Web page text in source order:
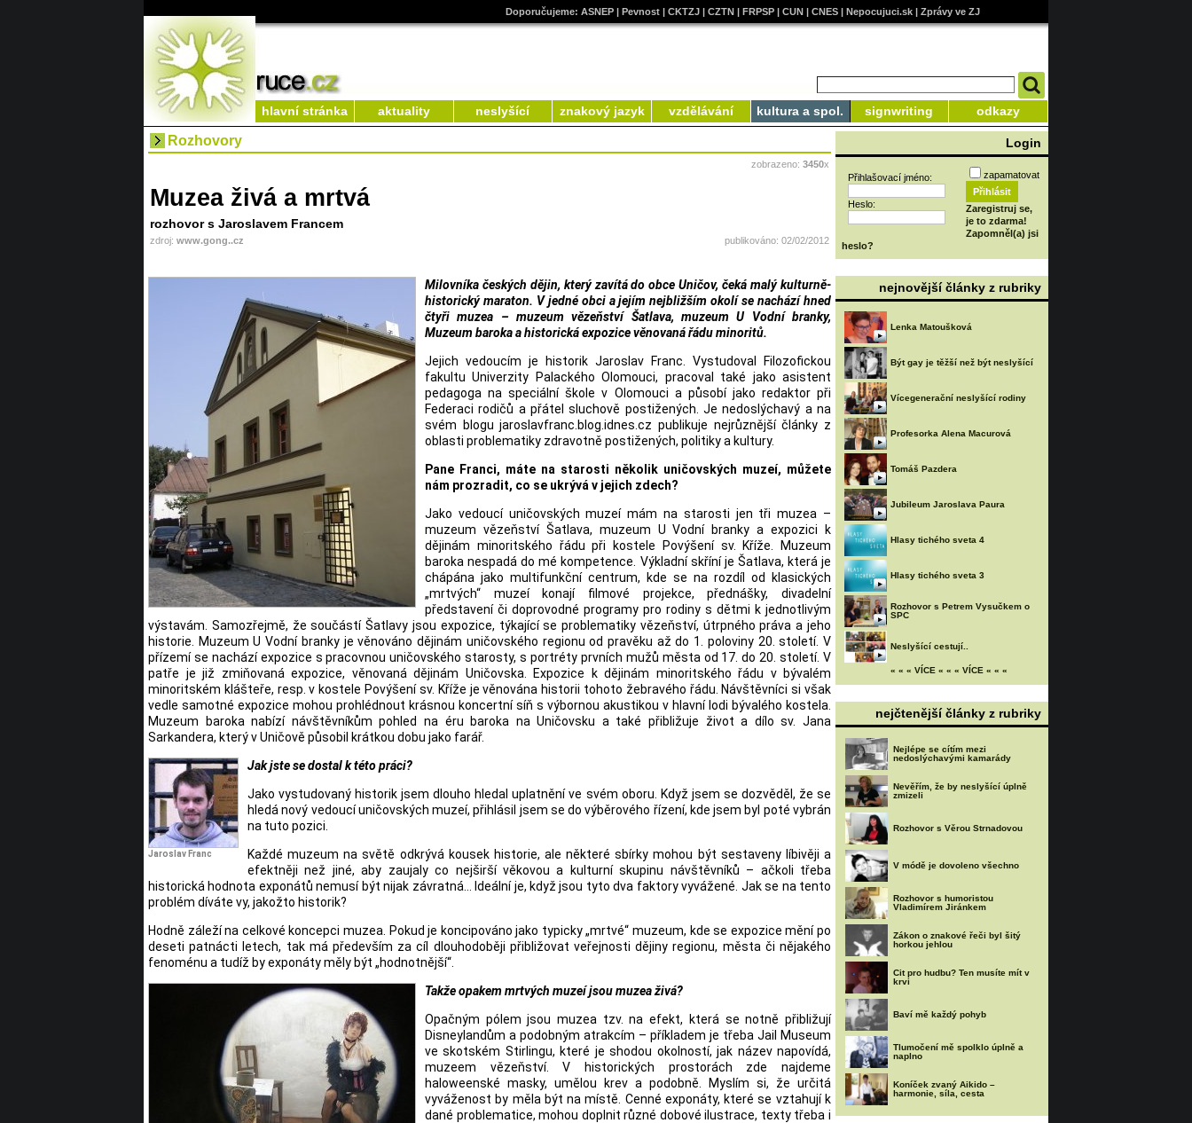
Doporučujeme: ASNEP| Pevnost| CKTZJ| CZTN| FRPSP| CUN| CNES| Nepocujuci.sk| Zprávy ve ZJ
hlavní stránka aktuality neslyšící znakový jazyk vzdělávání kultura a spol. signwriting odkazy
Rozhovory
zobrazeno: 3450x
Muzea živá a mrtvá
rozhovor s Jaroslavem Francem
zdroj: www.gong..cz publikováno: 02/02/2012
Milovníka českých dějin, který zavítá do obce Uničov, čeká malý kulturně-
historický maraton. V jedné obci a jejím nejbližším okolí se nachází hned
čtyři muzea – muzeum vězeňství Šatlava, muzeum U Vodní branky,
Muzeum baroka a historická expozice věnovaná řádu minoritů.
Jejich vedoucím je historik Jaroslav Franc. Vystudoval Filozofickou
fakultu Univerzity Palackého Olomouci, pracoval také jako asistent
pedagoga na speciální škole v Olomouci a působí jako redaktor při
Federaci rodičů a přátel sluchově postižených. Je nedoslýchavý a na
svém blogu jaroslavfranc.blog.idnes.cz publikuje nejrůznější články z
oblasti problematiky zdravotně postižených, politiky a kultury.
Pane Franci, máte na starosti několik uničovských muzeí, můžete
nám prozradit, co se ukrývá v jejich zdech?
Jako vedoucí uničovských muzeí mám na starosti jen tři muzea –
muzeum vězeňství Šatlava, muzeum U Vodní branky a expozici k
dějinám minoritského řádu při kostele Povýšení sv. Kříže. Muzeum
baroka nespadá do mé kompetence. Výkladní skříní je Šatlava, která je
chápána jako multifunkční centrum, kde se na rozdíl od klasických
„mrtvých“ muzeí konají filmové projekce, přednášky, divadelní
představení či doprovodné programy pro rodiny s dětmi k jednotlivým
výstavám. Samozřejmě, že součástí Šatlavy jsou expozice, týkající se problematiky vězeňství, útrpného práva a jeho
historie. Muzeum U Vodní branky je věnováno dějinám uničovského regionu od pravěku až do 1. poloviny 20. století. V
přízemí se nachází expozice s pracovnou uničovského starosty, s portréty prvních mužů města od 17. do 20. století. V
patře je již zmiňovaná expozice, věnovaná dějinám Uničovska. Expozice k dějinám minoritského řádu v bývalém
minoritském klášteře, resp. v kostele Povýšení sv. Kříže je věnována historii tohoto žebravého řádu. Návštěvníci si však
vedle samotné expozice mohou prohlédnout krásnou koncertní síň s výbornou akustikou v hlavní lodi bývalého kostela.
Muzeum baroka nabízí návštěvníkům pohled na éru baroka na Uničovsku a také přibližuje život a dílo sv. Jana
Sarkandera, který v Uničově působil krátkou dobu jako farář.
Jaroslav Franc
Jak jste se dostal k této práci?
Jako vystudovaný historik jsem dlouho hledal uplatnění ve svém oboru. Když jsem se dozvěděl, že se
hledá nový vedoucí uničovských muzeí, přihlásil jsem se do výběrového řízení, kde jsem byl poté vybrán
na tuto pozici.
Každé muzeum na světě odkrývá kousek historie, ale některé sbírky mohou být sestaveny líbivěji a
efektněji než jiné, aby zaujaly co nejširší věkovou a kulturní skupinu návštěvníků – ačkoli třeba
historická hodnota exponátů nemusí být nijak závratná… Ideální je, když jsou tyto dva faktory vyvážené. Jak se na tento
problém díváte vy, jakožto historik?
Hodně záleží na celkové koncepci muzea. Pokud je koncipováno jako typicky „mrtvé“ muzeum, kde se expozice mění po
deseti patnácti letech, tak má především za cíl dlouhodoběji přibližovat veřejnosti dějiny regionu, města či nějakého
fenoménu a tudíž by exponáty měly být „hodnotnější“.
Takže opakem mrtvých muzeí jsou muzea živá?
Opačným pólem jsou muzea tzv. na efekt, která se notně přibližují
Disneylandům a podobným atrakcím – příkladem je třeba Jail Museum
ve skotském Stirlingu, které je shodou okolností, jak název napovídá,
muzeem vězeňství. V historických prostorách zde najdeme
haloweenské masky, umělou krev a podobně. Myslím si, že určitá
vyváženost by měla být na místě. Cenné exponáty, které se vztahují k
dané problematice, mohou doplnit různé dobové ilustrace, texty třeba i
Login
Přihlašovací jméno:
Heslo:
zapamatovat
Zaregistruj se,
je to zdarma!
Zapomněl(a) jsi
heslo?
nejnovější články z rubriky
Lenka Matoušková
Být gay je těžší než být neslyšící
Vícegenerační neslyšící rodiny
Profesorka Alena Macurová
Tomáš Pazdera
Jubileum Jaroslava Paura
Hlasy tichého sveta 4
Hlasy tichého sveta 3
Rozhovor s Petrem Vysučkem o
SPC
Neslyšící cestují..
« « « VÍCE « « « VÍCE « « «
nejčtenější články z rubriky
Nejlépe se cítím mezi
nedoslýchavými kamarády
Nevěřím, že by neslyšící úplně
zmizeli
Rozhovor s Věrou Strnadovou
V módě je dovoleno všechno
Rozhovor s humoristou
Vladimírem Jiránkem
Zákon o znakové řeči byl šitý
horkou jehlou
Cit pro hudbu? Ten musíte mít v
krvi
Baví mě každý pohyb
Tlumočení mě spolklo úplně a
naplno
Koníček zvaný Aikido –
harmonie, síla, cesta